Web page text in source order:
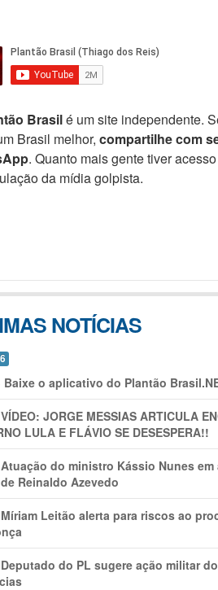
Brasilé um site independente.
Brasil melhor, compartilhe com
. Quanto mais gente tiver
da mídia golpista.
NOTÍCIAS
Baixe o aplicativo do Plantão
VÍDEO: JORGE MESSIAS ARTICULA
LULA E FLÁVIO SE DESESPERA!!
Atuação do ministro Kássio Nunes
Reinaldo Azevedo
Míriam Leitão alerta para riscos ao
Deputado do PL sugere ação militar